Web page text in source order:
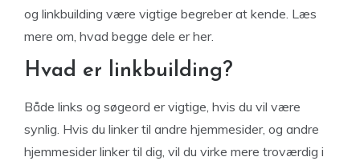
og linkbuilding være vigtige begreber at kende. Læs
mere om, hvad begge dele er her.
Hvad er linkbuilding?
Både links og søgeord er vigtige, hvis du vil være
synlig. Hvis du linker til andre hjemmesider, og andre
hjemmesider linker til dig, vil du virke mere troværdig i